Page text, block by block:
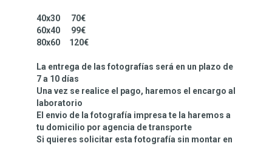
40x30 70€
60x40 99€
80x60 120€
La entrega de las fotografías será en un plazo de
7 a 10 días
Una vez se realice el pago, haremos el encargo al
laboratorio
El envio de la fotografía impresa te la haremos a
tu domicilio por agencia de transporte
Si quieres solicitar esta fotografía sin montar en